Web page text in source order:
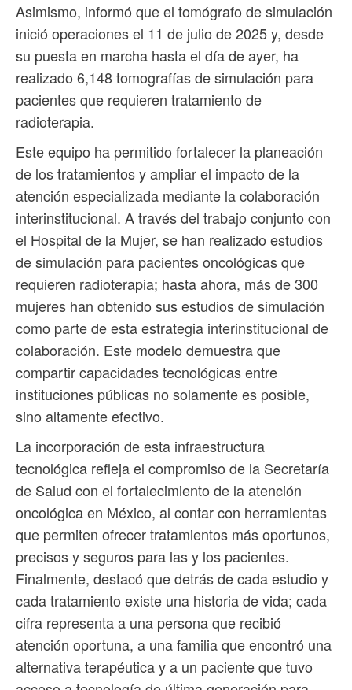
Asimismo, informó que el tomógrafo de simulación
inició operaciones el 11 de julio de 2025 y, desde
su puesta en marcha hasta el día de ayer, ha
realizado 6,148 tomografías de simulación para
pacientes que requieren tratamiento de
radioterapia.
Este equipo ha permitido fortalecer la planeación
de los tratamientos y ampliar el impacto de la
atención especializada mediante la colaboración
interinstitucional. A través del trabajo conjunto con
el Hospital de la Mujer, se han realizado estudios
de simulación para pacientes oncológicas que
requieren radioterapia; hasta ahora, más de 300
mujeres han obtenido sus estudios de simulación
como parte de esta estrategia interinstitucional de
colaboración. Este modelo demuestra que
compartir capacidades tecnológicas entre
instituciones públicas no solamente es posible,
sino altamente efectivo.
La incorporación de esta infraestructura
tecnológica refleja el compromiso de la Secretaría
de Salud con el fortalecimiento de la atención
oncológica en México, al contar con herramientas
que permiten ofrecer tratamientos más oportunos,
precisos y seguros para las y los pacientes.
Finalmente, destacó que detrás de cada estudio y
cada tratamiento existe una historia de vida; cada
cifra representa a una persona que recibió
atención oportuna, a una familia que encontró una
alternativa terapéutica y a un paciente que tuvo